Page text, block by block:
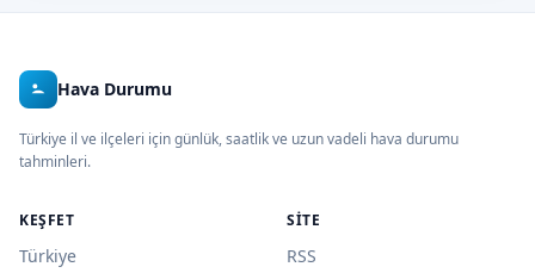
Hava Durumu
Türkiye il ve ilçeleri için günlük, saatlik ve uzun vadeli hava durumu
tahminleri.
KEŞFET
Türkiye
SITE
RSS